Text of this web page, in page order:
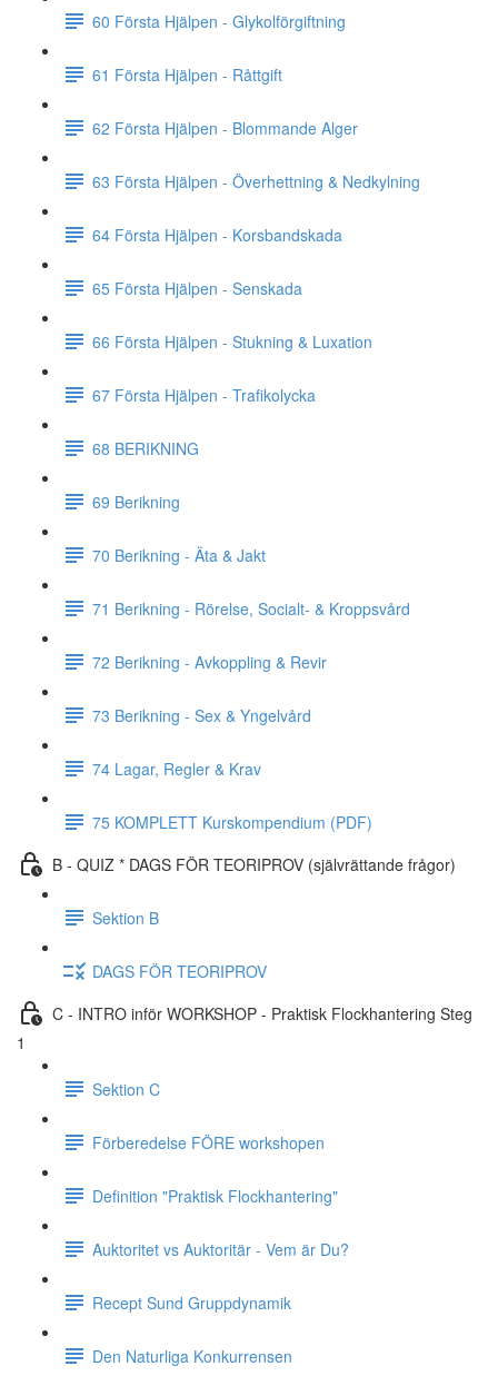
60 Första Hjälpen - Glykolförgiftning
61 Första Hjälpen - Råttgift
62 Första Hjälpen - Blommande Alger
63 Första Hjälpen - Överhettning & Nedkylning
64 Första Hjälpen - Korsbandskada
65 Första Hjälpen - Senskada
66 Första Hjälpen - Stukning & Luxation
67 Första Hjälpen - Trafikolycka
68 BERIKNING
69 Berikning
70 Berikning - Äta & Jakt
71 Berikning - Rörelse, Socialt- & Kroppsvård
72 Berikning - Avkoppling & Revir
73 Berikning - Sex & Yngelvård
74 Lagar, Regler & Krav
75 KOMPLETT Kurskompendium (PDF)
B - QUIZ * DAGS FÖR TEORIPROV (självrättande frågor)
Sektion B
DAGS FÖR TEORIPROV
C - INTRO inför WORKSHOP - Praktisk Flockhantering Steg
1
Sektion C
Förberedelse FÖRE workshopen
Definition "Praktisk Flockhantering"
Auktoritet vs Auktoritär - Vem är Du?
Recept Sund Gruppdynamik
Den Naturliga Konkurrensen